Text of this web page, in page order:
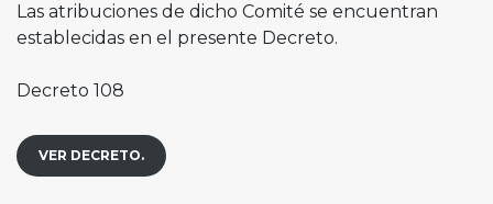
Las atribuciones de dicho Comité se encuentran
establecidas en el presente Decreto.
Decreto 108
VER DECRETO.